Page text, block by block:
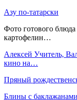
Азу по-татарски
Фото готового
картофелин…
Алексей Учитель,
кино на…
Пряный
Блины с баклажанами